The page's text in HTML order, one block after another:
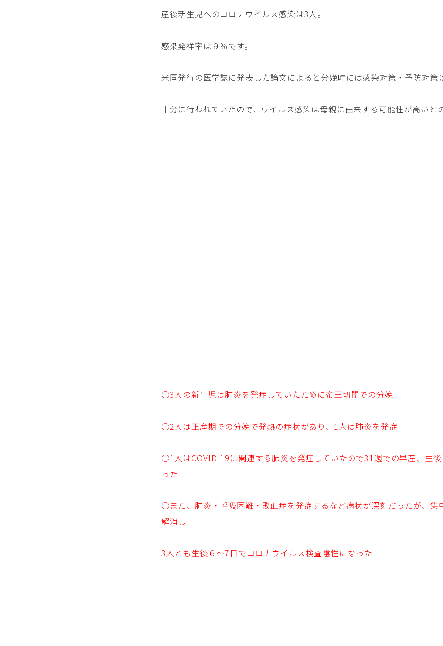
産後新生児へのコロナウイルス感染は3人。
感染発祥率は９％です。
米国発行の医学誌に発表した論文によると分娩時には感染対策・予防対策
十分に行われていたので、ウイルス感染は母親に由来する可能性が高いと
○3人の新生児は肺炎を発症していたために帝王切開での分娩
○2人は正産期での分娩で発熱の症状があり、1人は肺炎を発症
○1人はCOVID-19に関連する肺炎を発症していたので31週での早産、生
った
○また、肺炎・呼吸困難・敗血症を発症するなど病状が深刻だったが、集
解消し
3人とも生後６～7日でコロナウイルス検査陰性になった